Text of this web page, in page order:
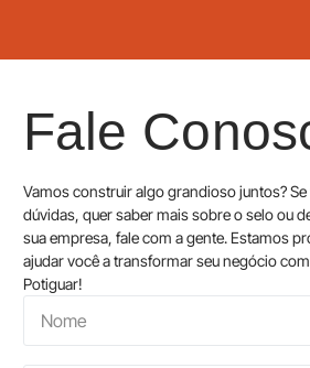
Fale
Vamos construir algo grandioso juntos? Se
dúvidas, quer saber mais sobre o selo ou
sua empresa, fale com a gente. Estamos
ajudar você a transformar seu negócio
Potiguar!